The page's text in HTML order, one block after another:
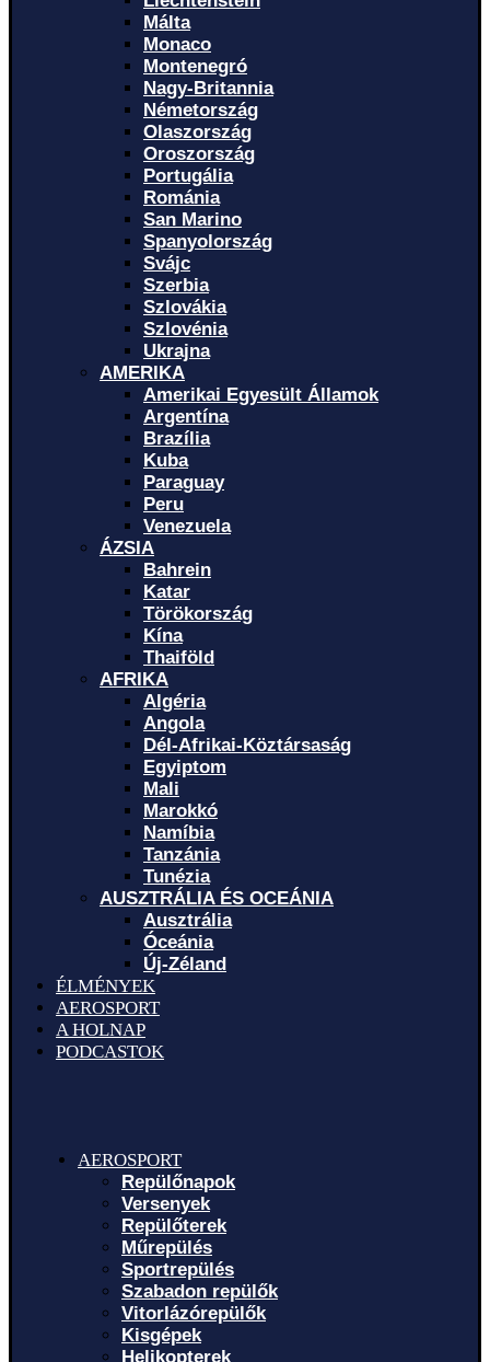
Málta
Monaco
Montenegró
Nagy-Britannia
Németország
Olaszország
Oroszország
Portugália
Románia
San Marino
Spanyolország
Svájc
Szerbia
Szlovákia
Szlovénia
Ukrajna
AMERIKA
Amerikai Egyesült Államok
Argentína
Brazília
Kuba
Paraguay
Peru
Venezuela
ÁZSIA
Bahrein
Katar
Törökország
Kína
Thaiföld
AFRIKA
Algéria
Angola
Dél-Afrikai-Köztársaság
Egyiptom
Mali
Marokkó
Namíbia
Tanzánia
Tunézia
AUSZTRÁLIA ÉS OCEÁNIA
Ausztrália
Óceánia
Új-Zéland
ÉLMÉNYEK
AEROSPORT
A HOLNAP
PODCASTOK
AEROSPORT
Repülőnapok
Versenyek
Repülőterek
Műrepülés
Sportrepülés
Szabadon repülők
Vitorlázórepülők
Kisgépek
Helikopterek